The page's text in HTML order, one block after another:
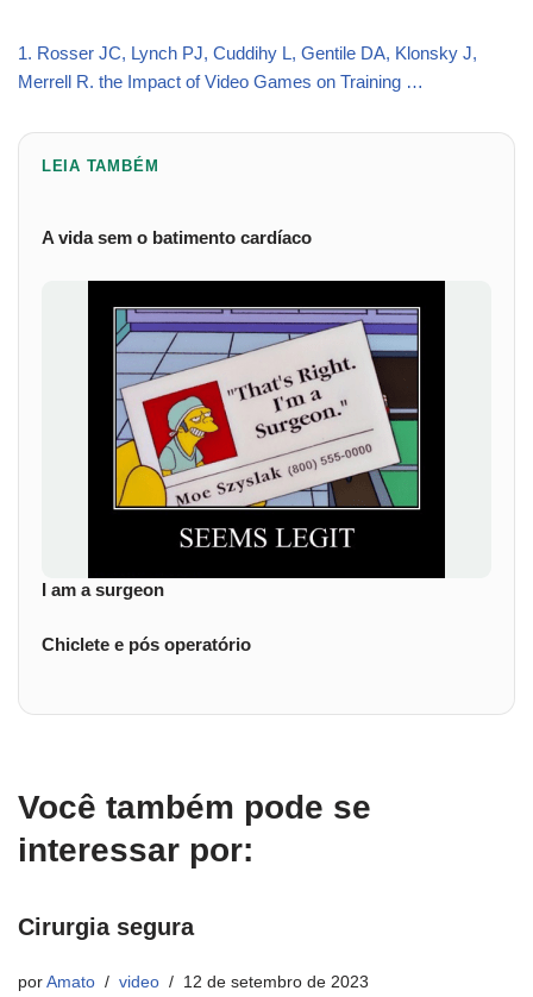
1. Rosser JC, Lynch PJ, Cuddihy L, Gentile DA, Klonsky J,
Merrell R. the Impact of Video Games on Training …
LEIA TAMBÉM
A vida sem o batimento cardíaco
I am a surgeon
Chiclete e pós operatório
Você também pode se
interessar por:
Cirurgia segura
por Amato video 12 de setembro de 2023